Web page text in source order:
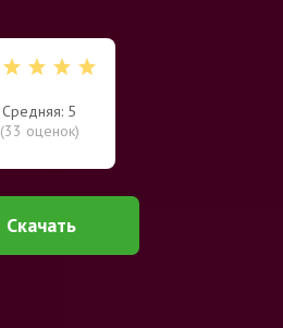
Средняя: 5
(33 оценок)
Скачать